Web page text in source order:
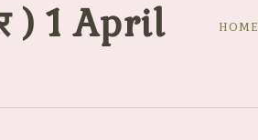
) 1 April
HOME